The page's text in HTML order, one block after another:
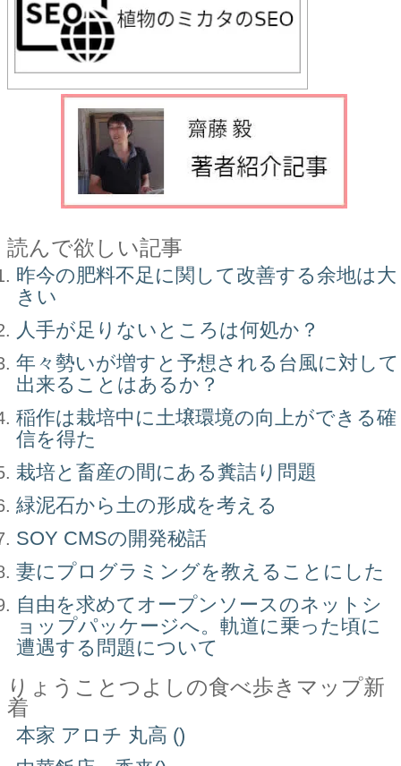
読んで欲しい記事
昨今の肥料不足に関して改善する余地は大
きい
人手が足りないところは何処か？
年々勢いが増すと予想される台風に対して
出来ることはあるか？
稲作は栽培中に土壌環境の向上ができる確
信を得た
栽培と畜産の間にある糞詰り問題
緑泥石から土の形成を考える
SOY CMSの開発秘話
妻にプログラミングを教えることにした
自由を求めてオープンソースのネットシ
ョップパッケージへ。軌道に乗った頃に
遭遇する問題について
りょうことつよしの食べ歩きマップ新
着
本家 アロチ 丸高 ()